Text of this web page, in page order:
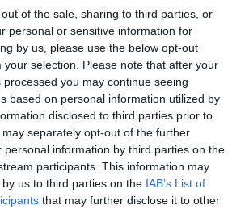
of the sale, sharing to third parties, or
personal or sensitive information for
by us, please use the below opt-out
your selection. Please note that after your
you may continue seeing
based on personal information utilized by
disclosed to third parties prior to
separately opt-out of the further
personal information by third parties on the
participants. This information may
us to third parties on the IAB’s List of
that may further disclose it to other